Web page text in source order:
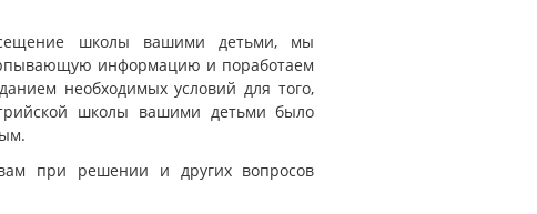
школы вашими детьми, мы
информацию и поработаем
необходимых условий для того,
школы вашими детьми было
при решении и других вопросов